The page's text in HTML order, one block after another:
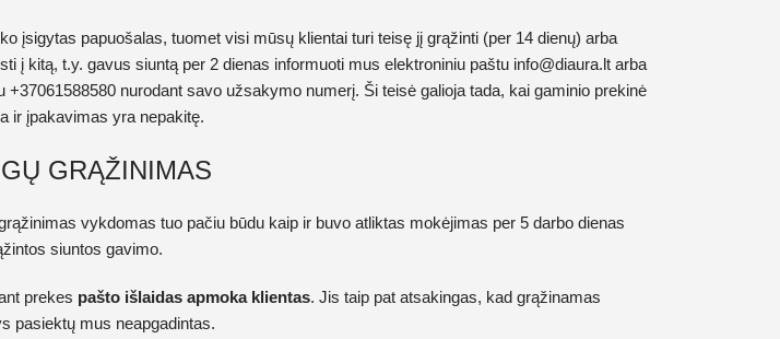
įsigytas papuošalas, tuomet visi mūsų klientai turi teisę jį grąžinti (per 14 dienų) arba
į kitą, t.y. gavus siuntą per 2 dienas informuoti mus elektroniniu paštu info@diaura.lt arba
+37061588580 nurodant savo užsakymo numerį. Ši teisė galioja tada, kai gaminio prekinė
ir įpakavimas yra nepakitę.
GRĄŽINIMAS
vykdomas tuo pačiu būdu kaip ir buvo atliktas mokėjimas per 5 darbo dienas
siuntos gavimo.
prekes pašto išlaidas apmoka klientas. Jis taip pat atsakingas, kad grąžinamas
pasiektų mus neapgadintas.